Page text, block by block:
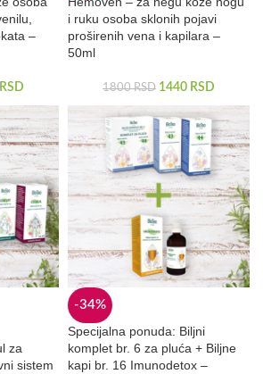
–
RSD
i ruku osoba sklonih pojavi
proširenih vena i kapilara –
50ml
1800RSD 1440 RSD
za
sistem
-34%
Specijalna ponuda: Biljni
komplet br. 6 za pluća + Biljne
kapi br. 16 Imunodetox –